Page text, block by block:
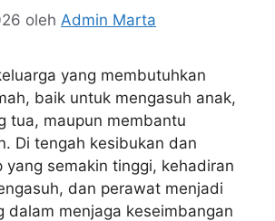
oleh Admin Marta
yang membutuhkan
baik untuk mengasuh anak,
tua, maupun membantu
Di tengah kesibukan dan
semakin tinggi, kehadiran
dan perawat menjadi
dalam menjaga keseimbangan